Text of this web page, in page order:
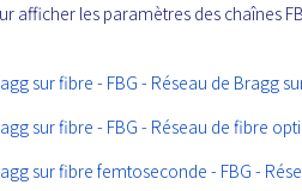
afficher les paramètres des chaînes
sur fibre - FBG - Réseau de Bragg
sur fibre - FBG - Réseau de fibre
sur fibre femtoseconde - FBG -